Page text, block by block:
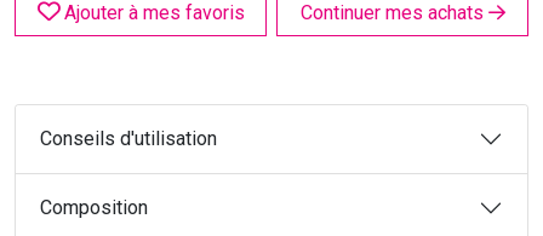
Ajouter à mes favoris Continuer mes achats
Conseils d'utilisation
Composition